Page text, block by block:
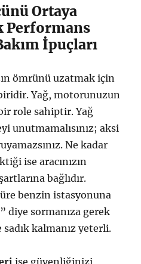
Ortaya
Performans
İpuçları
ömrünü uzatmak için
Yağ, motorunuzun
role sahiptir. Yağ
unutmamalısınız; aksi
Ne kadar
ise aracınızın
bağlıdır.
benzin istasyonuna
diye sormanıza gerek
kalmanız yeterli.
ise güvenliğinizi